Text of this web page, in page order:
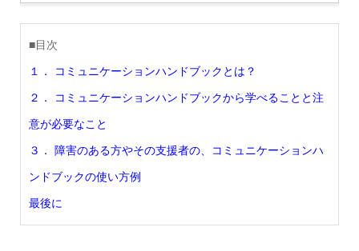
■目次
１． コミュニケーションハンドブックとは？
２． コミュニケーションハンドブックから学べることと注
意が必要なこと
３． 障害のある方やその支援者の、コミュニケーションハ
ンドブックの使い方例
最後に